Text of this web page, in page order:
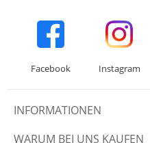
Facebook Instagram
INFORMATIONEN
WARUM BEI UNS KAUFEN